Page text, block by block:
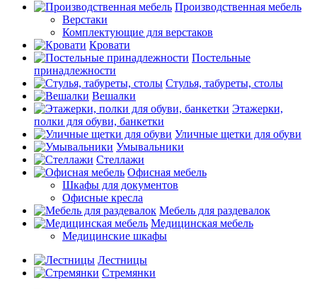
Производственная мебель
Верстаки
Комплектующие для верстаков
Кровати
Постельные
принадлежности
Стулья, табуреты, столы
Вешалки
Этажерки,
полки для обуви, банкетки
Уличные щетки для обуви
Умывальники
Стеллажи
Офисная мебель
Шкафы для документов
Офисные кресла
Мебель для раздевалок
Медицинская мебель
Медицинские шкафы
Лестницы
Стремянки